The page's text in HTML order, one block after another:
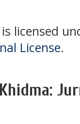
licensed
License.